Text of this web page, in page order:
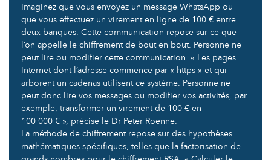
Imaginez que vous envoyez un message WhatsApp ou
que vous effectuez un virement en ligne de 100 € entre
deux banques. Cette communication repose sur ce que
l’on appelle le chiffrement de bout en bout. Personne ne
peut lire ou modifier cette communication. « Les pages
Internet dont l’adresse commence par « https » et qui
arborent un cadenas utilisent ce système. Personne ne
peut donc lire vos messages ou modifier vos activités, par
exemple, transformer un virement de 100 € en
100 000 € », précise le Dr Peter Roenne.
La méthode de chiffrement repose sur des hypothèses
mathématiques spécifiques, telles que la factorisation de